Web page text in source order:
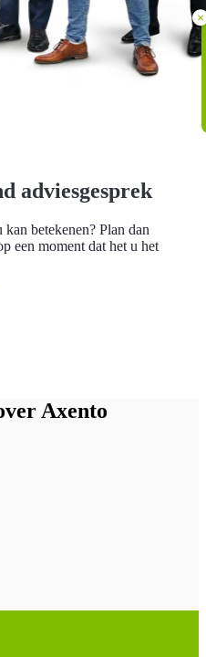
adviesgesprek
betekenen? Plan dan
een moment dat het u het
Axento
×